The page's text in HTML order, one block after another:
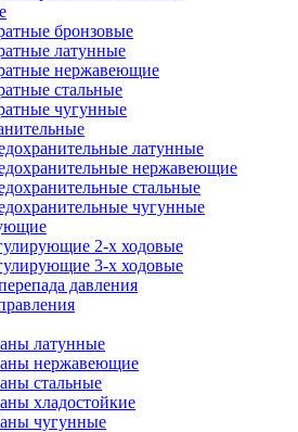
бронзовые
латунные
нержавеющие
стальные
чугунные
латунные
нержавеющие
стальные
чугунные
2-х ходовые
3-х ходовые
давления
латунные
нержавеющие
стальные
хладостойкие
чугунные